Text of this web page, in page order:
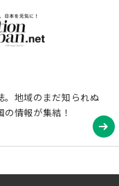
。地域のまだ知られぬ
情報が集結！